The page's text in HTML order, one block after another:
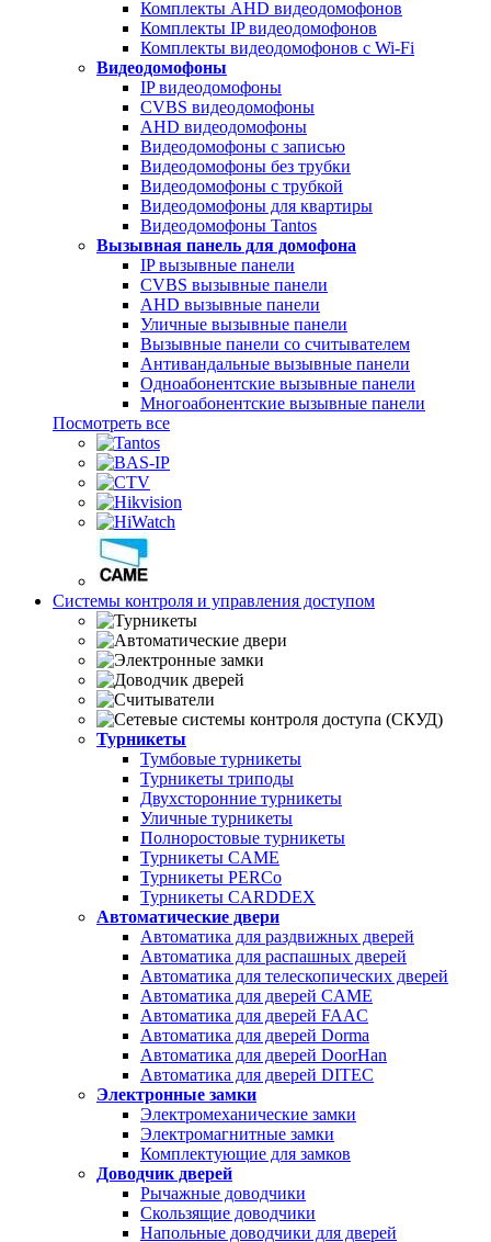
Комплекты AHD видеодомофонов
Комплекты IP видеодомофонов
Комплекты видеодомофонов с Wi-Fi
Видеодомофоны
IP видеодомофоны
CVBS видеодомофоны
AHD видеодомофоны
Видеодомофоны с записью
Видеодомофоны без трубки
Видеодомофоны с трубкой
Видеодомофоны для квартиры
Видеодомофоны Tantos
Вызывная панель для домофона
IP вызывные панели
CVBS вызывные панели
AHD вызывные панели
Уличные вызывные панели
Вызывные панели со считывателем
Антивандальные вызывные панели
Одноабонентские вызывные панели
Многоабонентские вызывные панели
Посмотреть все
Системы контроля и управления доступом
Турникеты
Тумбовые турникеты
Турникеты триподы
Двухсторонние турникеты
Уличные турникеты
Полноростовые турникеты
Турникеты CAME
Турникеты PERCo
Турникеты CARDDEX
Автоматические двери
Автоматика для раздвижных дверей
Автоматика для распашных дверей
Автоматика для телескопических дверей
Автоматика для дверей CAME
Автоматика для дверей FAAC
Автоматика для дверей Dorma
Автоматика для дверей DoorHan
Автоматика для дверей DITEC
Электронные замки
Электромеханические замки
Электромагнитные замки
Комплектующие для замков
Доводчик дверей
Рычажные доводчики
Скользящие доводчики
Напольные доводчики для дверей